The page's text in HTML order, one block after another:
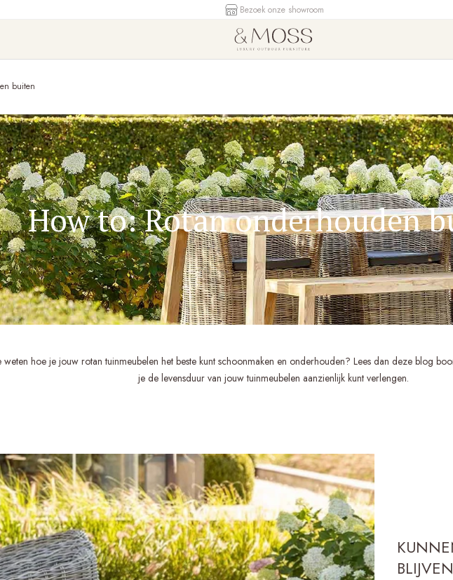
Klanten geven ons een 9.1
buiten
How to: Rotan onderhouden
hoe je jouw rotan tuinmeubelen het beste kunt schoonmaken en onderhouden? Lees dan deze blog
je de levensduur van jouw tuinmeubelen aanzienlijk kunt verlengen.